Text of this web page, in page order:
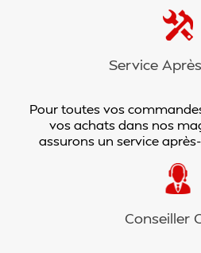
Service
Pour toutes vos
vos achats dans nos
assurons un service
Conseiller